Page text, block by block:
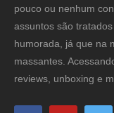
pouco ou nenhum
assuntos são
humorada, já que na
massantes.
reviews, unboxing e